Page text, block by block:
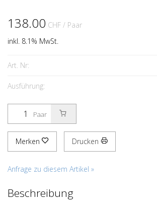
138.00 CHF / Paar
inkl. 8.1% MwSt.
Art. Nr:
Ausführung:
Paar
Merken Drucken
Anfrage zu diesem Artikel »
Beschreibung